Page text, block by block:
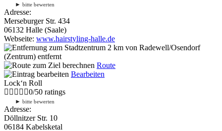
► bitte bewerten
Adresse:
Merseburger Str. 434
06132 Halle (Saale)
Webseite: www.hairstyling-halle.de
2 km von Radewell/Osendorf
(Zentrum) entfernt
Route
Bearbeiten
Lock‘n Roll
0/50 ratings
► bitte bewerten
Adresse:
Döllnitzer Str. 10
06184 Kabelsketal